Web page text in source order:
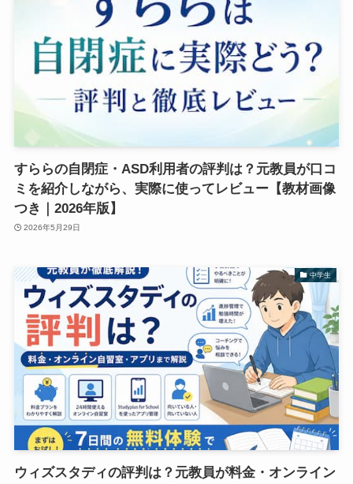
すららの自閉症・ASD利用者の評判は？元教員が口コ
ミを紹介しながら、実際に使ってレビュー【教材画像
つき｜2026年版】
2026年5月29日
中学生
ウィズスタディの評判は？元教員が料金・オンライン